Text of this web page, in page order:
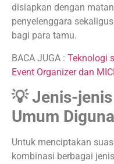
disiapkan dengan
penyelenggara
bagi para tamu.
BACA JUGA : Teknologi
Event Organizer dan
💡 Jenis-
Umum
Untuk menciptakan
kombinasi berbagai